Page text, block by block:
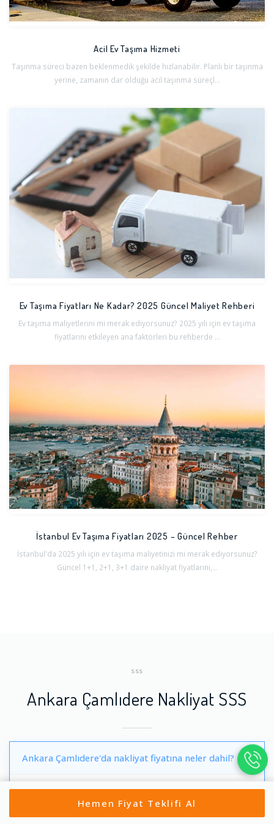
Acil Ev Taşıma Hizmeti
Taşınma süreci bazen beklenmedik şekilde hızlanabilir. Planlı bir taşınma
yerine, zamanın dar olduğu acil taşınma süreçl...
Ev Taşıma Fiyatları Ne Kadar? 2025 Güncel Maliyet Rehberi
Ev taşıma maliyetlerini mi merak ediyorsunuz? 2025 yılı için ev taşıma
fiyatlarını etkileyen ana faktörleri bu rehberde ...
İstanbul Ev Taşıma Fiyatları 2025 – Güncel Rehber
İstanbul'da 2025 yılı için ev taşıma maliyetinizi mi merak ediyorsunuz?
Güncel 1+1, 2+1, 3+1 daire nakliyat fiyatlarını,...
SSS
Ankara Çamlıdere Nakliyat SSS
Ankara Çamlıdere'da nakliyat fiyatına neler dahil?
Ankara Çamlıdere'daki standart nakliyat hizmetine genellikle
yükleme, taşıma ve boşaltma dahildir. Ambalaj malzemeleri,
montaj/demontaj ve asansör hizmeti ek ücrete tabi olabilir.
Hemen Fiyat Teklifi Al